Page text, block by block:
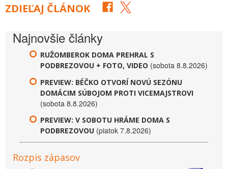
ZDIEĽAJ ČLÁNOK
Najnovšie články
RUŽOMBEROK DOMA PREHRAL S
PODBREZOVOU + FOTO, VIDEO (sobota 8.8.2026)
PREVIEW: BÉČKO OTVORÍ NOVÚ SEZÓNU
DOMÁCIM SÚBOJOM PROTI VICEMAJSTROVI
(sobota 8.8.2026)
PREVIEW: V SOBOTU HRÁME DOMA S
PODBREZOVOU (piatok 7.8.2026)
Rozpis zápasov